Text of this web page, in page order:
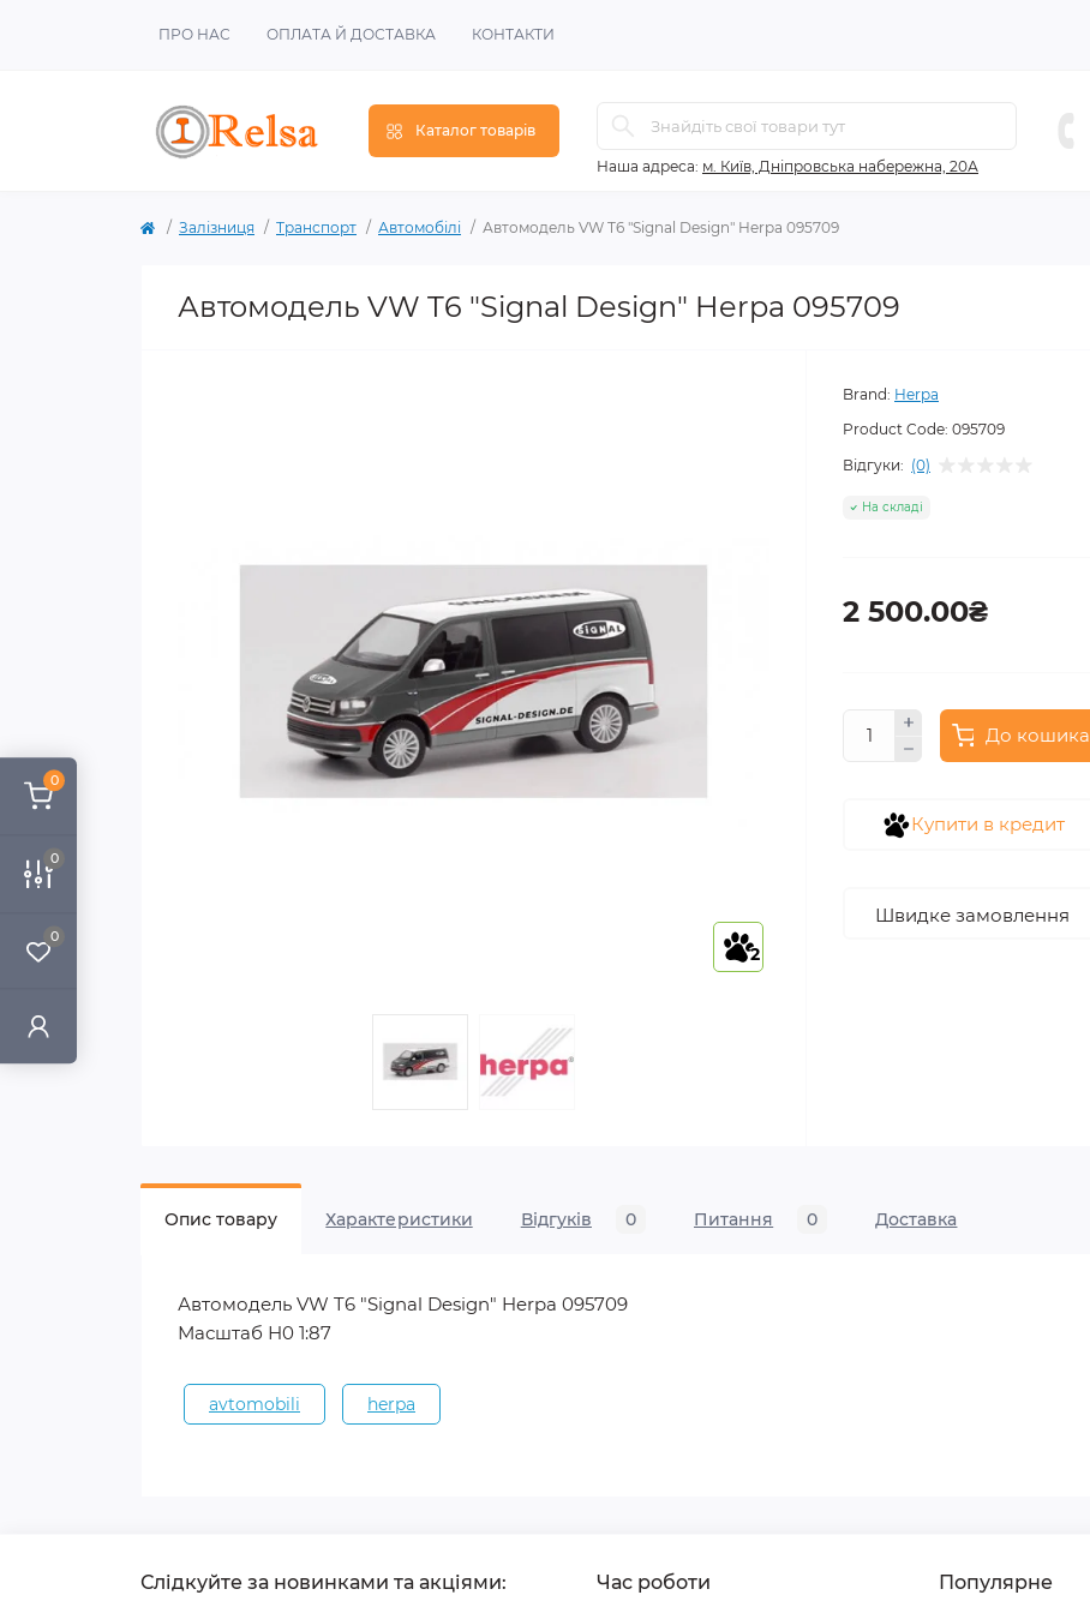
0
0
0
ПРО НАС ОПЛАТА Й ДОСТАВКА КОНТАКТИ
Каталог товарів
Наша адреса: м. Київ, Дніпровська набережна, 20А
Залізниця Транспорт Автомобілі Автомодель VW T6 "Signal Design" Herpa 095709
Автомодель VW T6 "Signal Design" Herpa 095709
2
Brand: Herpa
Product Code: 095709
Відгуки: (0)
На складі
2 500.00₴
До кошика
Купити в кредит
Швидке замовлення
Опис товару Характеристики Відгуків 0 Питання 0 Доставка
Автомодель VW T6 "Signal Design" Herpa 095709
Масштаб Н0 1:87
avtomobili herpa
Слідкуйте за новинками та акціями: Час роботи Популярне